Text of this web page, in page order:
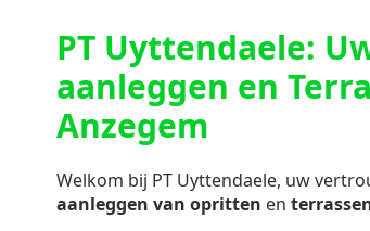
PT Uyttendaele:
aanleggen en
Anzegem
Welkom bij PT Uyttendaele, uw
aanleggen van opritten en